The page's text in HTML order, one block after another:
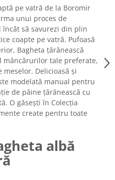
pe vatră de la Boromir
unui proces de
să savurezi din plin
coapte pe vatră. Pufoasă
Bagheta țărănească
mâncărurilor tale preferate,
Delicioasă și
modelată manual pentru
de pâine țărănească cu
O găsești în Colecția
create pentru toate
albă